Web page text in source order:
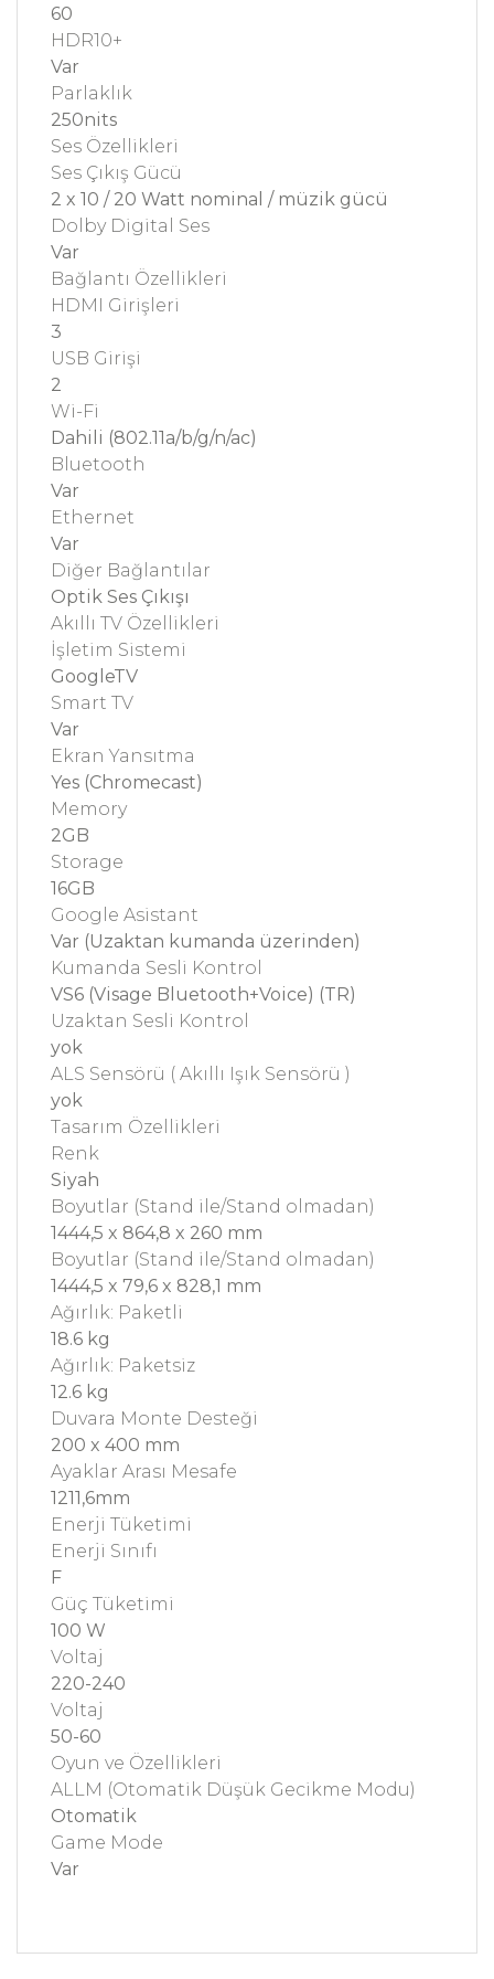
60
HDR10+
Var
Parlaklık
250nits
Ses Özellikleri
Ses Çıkış Gücü
2 x 10 / 20 Watt nominal / müzik gücü
Dolby Digital Ses
Var
Bağlantı Özellikleri
HDMI Girişleri
3
USB Girişi
2
Wi-Fi
Dahili (802.11a/b/g/n/ac)
Bluetooth
Var
Ethernet
Var
Diğer Bağlantılar
Optik Ses Çıkışı
Akıllı TV Özellikleri
İşletim Sistemi
GoogleTV
Smart TV
Var
Ekran Yansıtma
Yes (Chromecast)
Memory
2GB
Storage
16GB
Google Asistant
Var (Uzaktan kumanda üzerinden)
Kumanda Sesli Kontrol
VS6 (Visage Bluetooth+Voice) (TR)
Uzaktan Sesli Kontrol
yok
ALS Sensörü ( Akıllı Işık Sensörü )
yok
Tasarım Özellikleri
Renk
Siyah
Boyutlar (Stand ile/Stand olmadan)
1444,5 x 864,8 x 260 mm
Boyutlar (Stand ile/Stand olmadan)
1444,5 x 79,6 x 828,1 mm
Ağırlık: Paketli
18.6 kg
Ağırlık: Paketsiz
12.6 kg
Duvara Monte Desteği
200 x 400 mm
Ayaklar Arası Mesafe
1211,6mm
Enerji Tüketimi
Enerji Sınıfı
F
Güç Tüketimi
100 W
Voltaj
220-240
Voltaj
50-60
Oyun ve Özellikleri
ALLM (Otomatik Düşük Gecikme Modu)
Otomatik
Game Mode
Var
ve diğer konularda yetersiz gördüğünüz noktaları